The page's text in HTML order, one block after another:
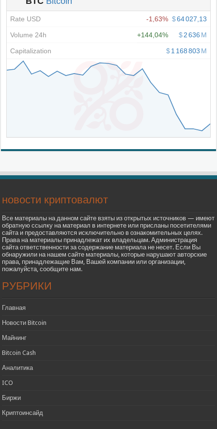
новости криптовалют
Все материалы на данном сайте взяты из открытых источников — имеют
обратную ссылку на материал в интернете или присланы посетителями
сайта и предоставляются исключительно в ознакомительных целях.
Права на материалы принадлежат их владельцам. Администрация
сайта ответственности за содержание материала не несет. Если Вы
обнаружили на нашем сайте материалы, которые нарушают авторские
права, принадлежащие Вам, Вашей компании или организации,
пожалуйста, сообщите нам.
РУБРИКИ
Главная
Новости Bitcoin
Майнинг
Bitcoin Cash
Аналитика
ICO
Биржи
Криптоинсайд